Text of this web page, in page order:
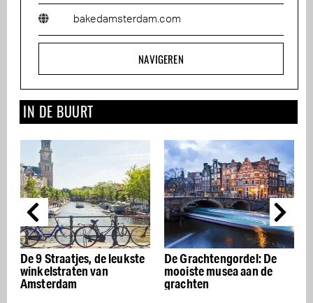
bakedamsterdam.com
NAVIGEREN
IN DE BUURT
de leukste
van
De Grachtengordel: De
mooiste musea aan de
De beste
restaurants